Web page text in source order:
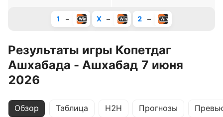
1 – X – 2 –
Результаты игры Копетдаг
Ашхабада - Ашхабад 7 июня
2026
Обзор Таблица H2H Прогнозы